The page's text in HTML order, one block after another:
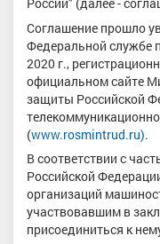
России" (далее -
Соглашение прошло
Федеральной службе
2020 г.,
официальном сайте
защиты Российской
(www.rosmintrud.ru).
В соответствии с
Российской
организаций
участвовавшим в
присоединиться к